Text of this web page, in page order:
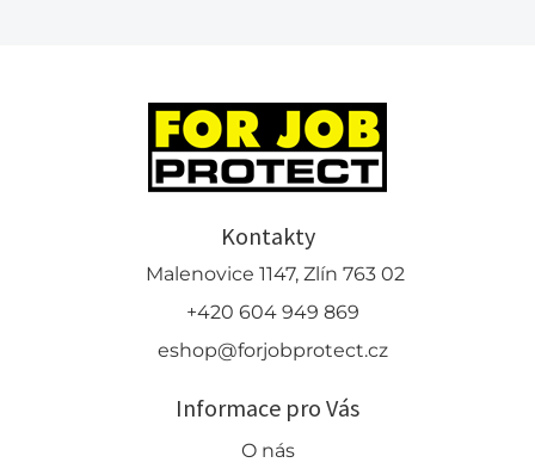
Kontakty
Malenovice 1147, Zlín 763 02
+420 604 949 869
eshop@forjobprotect.cz
Informace pro Vás
O nás